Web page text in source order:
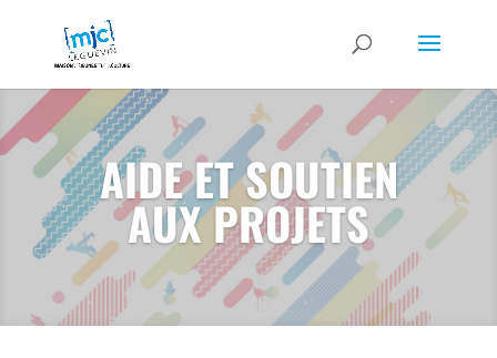
AIDE ET SOUTIEN
AUX PROJETS